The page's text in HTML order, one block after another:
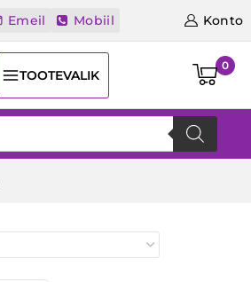
Emeil Mobiil Konto
TOOTEVALIK
0